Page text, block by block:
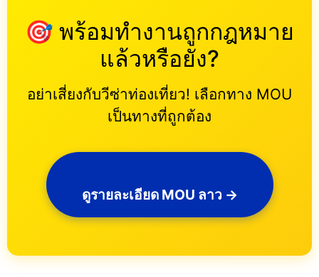
🎯 พร้อมทำงานถูกกฎหมาย
แล้วหรือยัง?
อย่าเสี่ยงกับวีซ่าท่องเที่ยว! เลือกทาง MOU
เป็นทางที่ถูกต้อง
ดูรายละเอียด MOU ลาว →